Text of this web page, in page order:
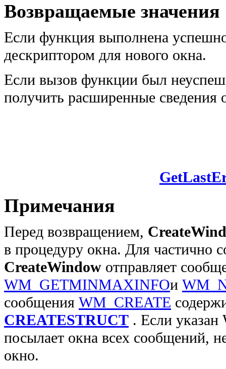
Возвращаемые значения
Если функция выполнена
дескриптором для нового окна.
Если вызов функции был
получить расширенные сведения
Примечания
Перед возвращением,
в процедуру окна. Для частично
CreateWindow отправляет
WM_GETMINMAXINFOи
сообщения WM_CREATE
CREATESTRUCT . Если
посылает окна всех сообщений,
окно.